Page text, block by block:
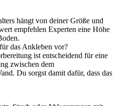
hängt von deiner Größe und
empfehlen Experten eine Höhe
das Ankleben vor?
ist entscheidend für eine
zwischen dem
Du sorgst damit dafür, dass das